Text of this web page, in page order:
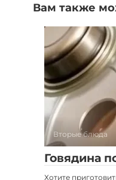
Вам также
Вторые блюда
Говядина
Хотите